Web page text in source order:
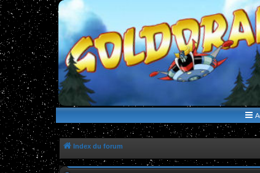
WWW.GOLDORAKGO.COM
le site de la Lune Rouge
Index du forum